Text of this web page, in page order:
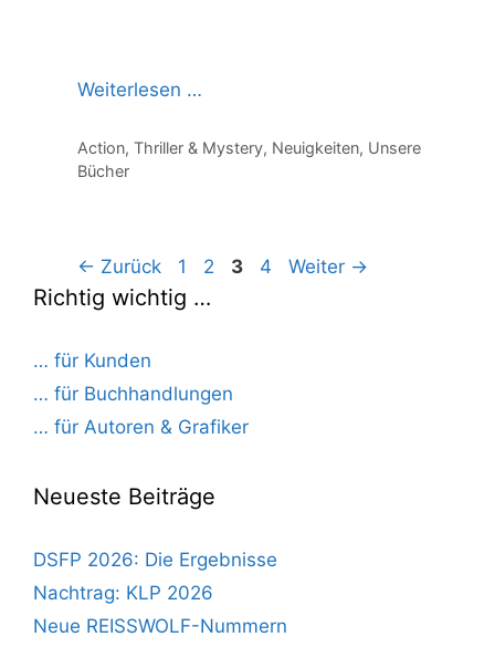
Weiterlesen …
Kategorien
Action, Thriller & Mystery, Neuigkeiten, Unsere
Bücher
← Zurück Seite
1 Seite
2 Seite
3 Seite
4 Weiter →
Richtig wichtig …
… für Kunden
… für Buchhandlungen
… für Autoren & Grafiker
Neueste Beiträge
DSFP 2026: Die Ergebnisse
Nachtrag: KLP 2026
Neue REISSWOLF-Nummern